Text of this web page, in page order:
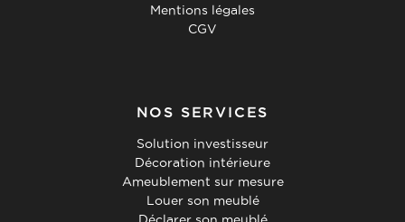
Mentions légales
CGV
NOS SERVICES
Solution investisseur
Décoration intérieure
Ameublement sur mesure
Louer son meublé